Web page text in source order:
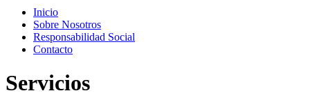
Inicio
Sobre Nosotros
Responsabilidad Social
Contacto
Servicios